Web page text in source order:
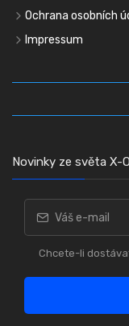
Ochrana osobních
Impressum
Novinky ze světa X-
Chcete-li